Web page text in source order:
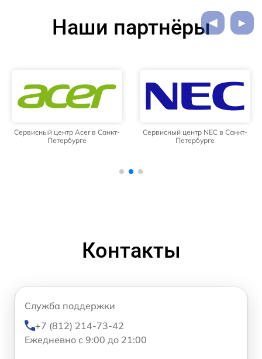
Наши партнёры
Сервисный центр Acer в Санкт-
Петербурге
Сервисный центр NEC в Санкт-
Петербурге
Контакты
Служба поддержки
+7 (812) 214-73-42
Ежедневно с 9:00 до 21:00